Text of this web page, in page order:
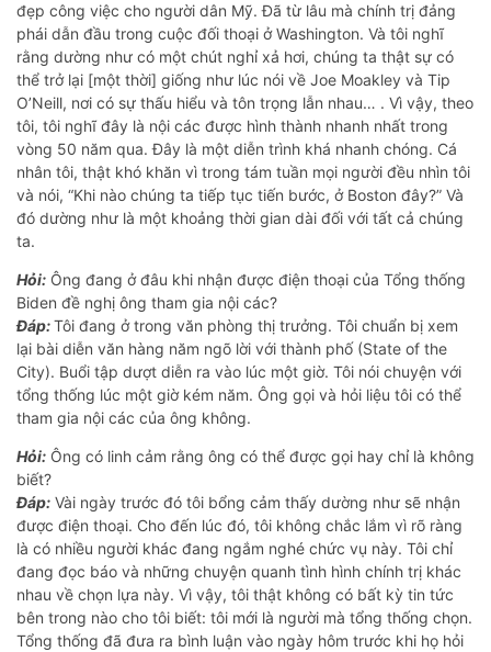
đẹp công việc cho người dân Mỹ. Đã từ lâu mà chính trị đảng
phái dẫn đầu trong cuộc đối thoại ở Washington. Và tôi nghĩ
rằng dường như có một chút nghỉ xả hơi, chúng ta thật sự có
thể trở lại [một thời] giống như lúc nói về Joe Moakley và Tip
O’Neill, nơi có sự thấu hiểu và tôn trọng lẫn nhau… . Vì vậy, theo
tôi, tôi nghĩ đây là nội các được hình thành nhanh nhất trong
vòng 50 năm qua. Đây là một diễn trình khá nhanh chóng. Cá
nhân tôi, thật khó khăn vì trong tám tuần mọi người đều nhìn tôi
và nói, “Khi nào chúng ta tiếp tục tiến bước, ở Boston đây?” Và
đó dường như là một khoảng thời gian dài đối với tất cả chúng
ta.
Hỏi: Ông đang ở đâu khi nhận được điện thoại của Tổng thống
Biden đề nghị ông tham gia nội các?
Đáp:Tôi đang ở trong văn phòng thị trưởng. Tôi chuẩn bị xem
lại bài diễn văn hàng năm ngõ lời với thành phố (State of the
City). Buổi tập dượt diễn ra vào lúc một giờ. Tôi nói chuyện với
tổng thống lúc một giờ kém năm. Ông gọi và hỏi liệu tôi có thể
tham gia nội các của ông không.
Hỏi: Ông có linh cảm rằng ông có thể được gọi hay chỉ là không
biết?
Đáp: Vài ngày trước đó tôi bổng cảm thấy dường như sẽ nhận
được điện thoại. Cho đến lúc đó, tôi không chắc lắm vì rõ ràng
là có nhiều người khác đang ngắm nghé chức vụ này. Tôi chỉ
đang đọc báo và những chuyện quanh tình hình chính trị khác
nhau về chọn lựa này. Vì vậy, tôi thật không có bất kỳ tin tức
bên trong nào cho tôi biết: tôi mới là người mà tổng thống chọn.
Tổng thống đã đưa ra bình luận vào ngày hôm trước khi họ hỏi